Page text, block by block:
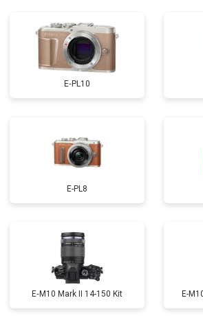
E‑PL10
E-PL8
E‑M10 Mark II 14-150 Kit E-